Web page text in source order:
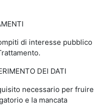
di interesse pubblico
DEI DATI
necessario per fruire
e la mancata